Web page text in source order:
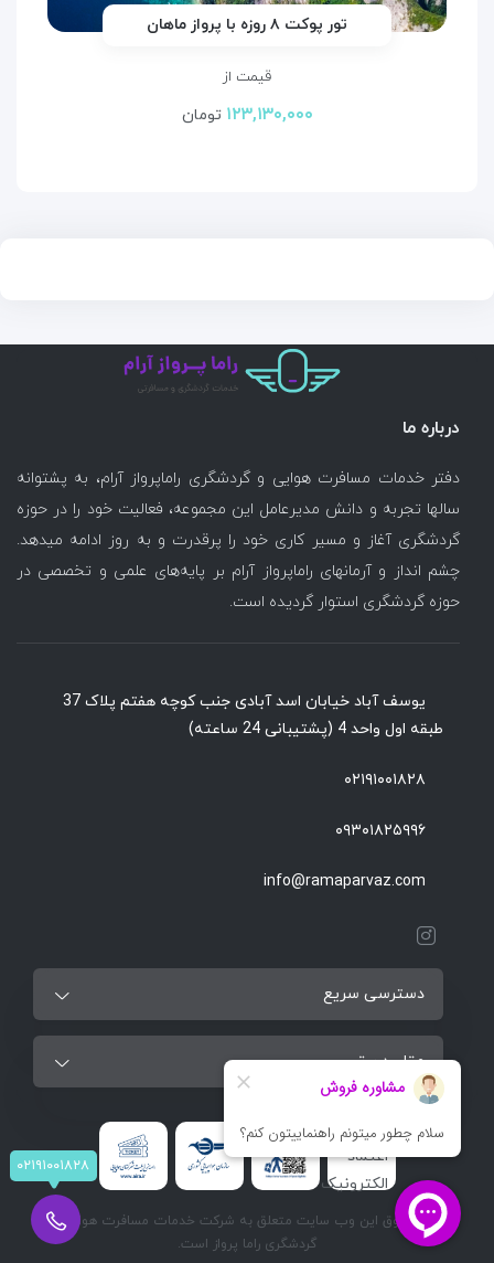
تور پوکت ۸ روزه با پرواز ماهان
قیمت از
۱۲۳,۱۳۰,۰۰۰ تومان
۰۲۱۹۱۰۰۱۸۲۸
درباره ما
دفتر خدمات مسافرت هوایی و گردشگری راماپرواز آرام، به پشتوانه
سالها تجربه و دانش مدیرعامل این مجموعه، فعالیت خود را در حوزه
گردشگری آغاز و مسیر کاری خود را پرقدرت و به روز ادامه میدهد.
چشم انداز و آرمانهای راماپرواز آرام بر پایه‌های علمی و تخصصی در
حوزه گردشگری استوار گردیده است.
یوسف آباد خیابان اسد آبادی جنب کوچه هفتم پلاک 37
طبقه اول واحد 4 (پشتیبانی 24 ساعته)
۰۲۱۹۱۰۰۱۸۲۸
۰۹۳۰۱۸۲۵۹۹۶
info@ramaparvaz.com
دسترسی سریع
مقاصد برتر
تمام حقوق این وب سایت متعلق به شرکت خدمات مسافرت هوایی و
گردشگری راما پرواز است.